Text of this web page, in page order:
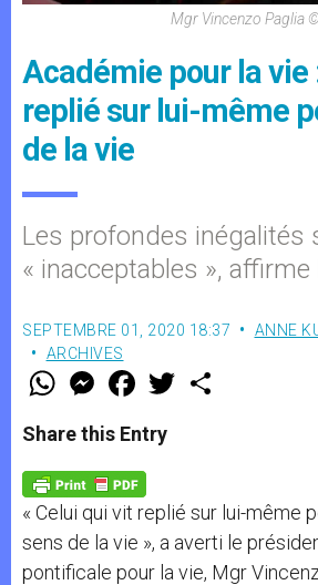
Mgr Vincenzo Paglia
Académie pour la vie
replié sur lui-même
de la vie
Les profondes inégalités
« inacceptables »,
SEPTEMBRE 01, 2020 18:37
ANNE
ARCHIVES
W
t
s
p
p
M
e
s
e
g
e
r
F
a
e
b
o
k
w
Share this Entry
« Celui qui vit replié sur lui-même
sens de la vie », a averti le
pontificale pour la vie, Mgr